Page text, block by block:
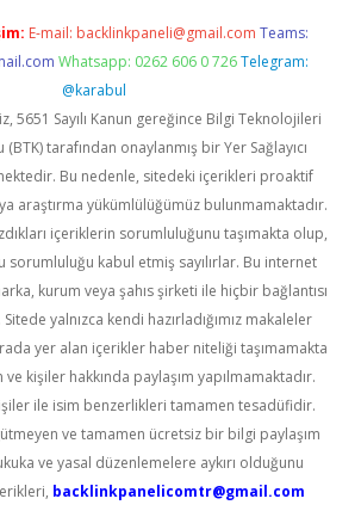
E-mail: backlinkpaneli@gmail.com Teams:
Whatsapp: 0262 606 0 726 Telegram:
@karabul
5651 Sayılı Kanun gereğince Bilgi Teknolojileri
tarafından onaylanmış bir Yer Sağlayıcı
Bu nedenle, sitedeki içerikleri proaktif
araştırma yükümlülüğümüz bulunmamaktadır.
içeriklerin sorumluluğunu taşımakta olup,
sorumluluğu kabul etmiş sayılırlar. Bu internet
kurum veya şahıs şirketi ile hiçbir bağlantısı
yalnızca kendi hazırladığımız makaleler
yer alan içerikler haber niteliği taşımamakta
kişiler hakkında paylaşım yapılmamaktadır.
ile isim benzerlikleri tamamen tesadüfidir.
ve tamamen ücretsiz bir bilgi paylaşım
ve yasal düzenlemelere aykırı olduğunu
backlinkpanelicomtr@gmail.com